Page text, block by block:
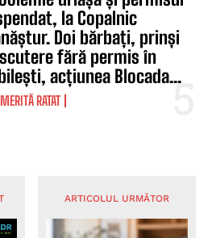
la Copalnic
Doi bărbați, prinși
fără permis în
acțiunea Blocada...
RATAT
ARTICOLUL URMĂTOR